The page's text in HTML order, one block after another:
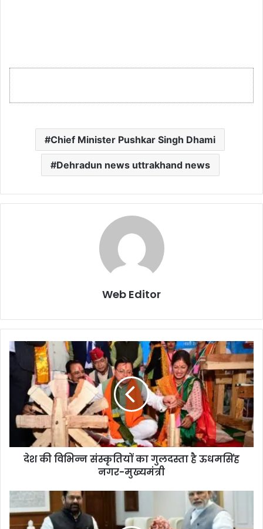
Chief Minister Pushkar Singh Dhami
Dehradun news uttrakhand news
Web Editor
देश की विभिन्न संस्कृतियों का गुलदस्ता है ऊधमसिंह
नगर-मुख्यमंत्री